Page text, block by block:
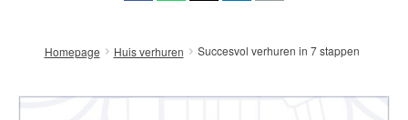
Homepage Huis verhuren Succesvol verhuren in 7 stappen